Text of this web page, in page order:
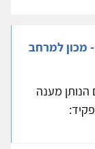
מכון למרחב
הנותן מענה